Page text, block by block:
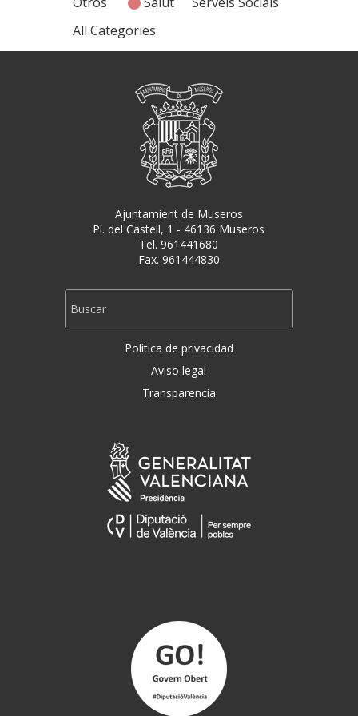
All Categories
Ajuntamient de Museros
Pl. del Castell, 1 - 46136 Museros
Tel. 961441680
Fax. 961444830
Política de privacidad
Aviso legal
Transparencia